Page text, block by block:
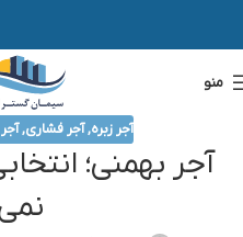
منو
آجر زبره,آجر فشاری,
آجر بهمنی؛